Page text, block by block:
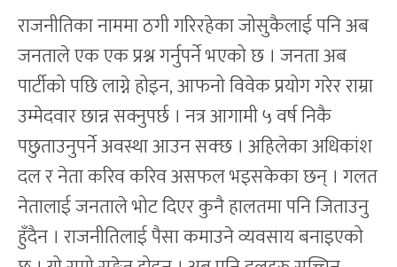
राजनीतिका नाममा ठगी गरिरहेका जोसुकैलाई पनि अब
जनताले एक एक प्रश्न गर्नुपर्ने भएको छ । जनता अब
पार्टीको पछि लाग्ने होइन, आफनो विवेक प्रयोग गरेर राम्रा
उम्मेदवार छान्न सक्नुपर्छ । नत्र आगामी ५ वर्ष निकै
पछुताउनुपर्ने अवस्था आउन सक्छ । अहिलेका अधिकांश
दल र नेता करिव करिव असफल भइसकेका छन् । गलत
नेतालाई जनताले भोट दिएर कुनै हालतमा पनि जिताउनु
हुँदैन । राजनीतिलाई पैसा कमाउने व्यवसाय बनाइएको